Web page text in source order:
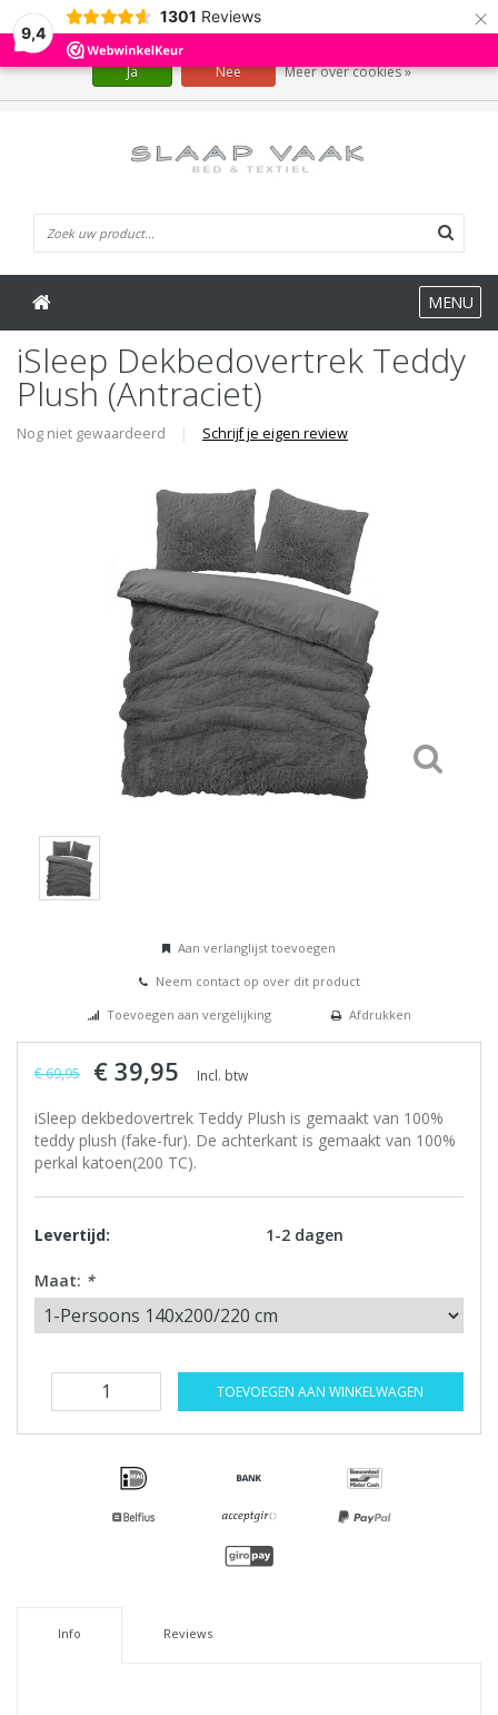
9,4
1301 Reviews ×
MENU
iSleep Dekbedovertrek Teddy
Plush (Antraciet)
Nog niet gewaardeerd | Schrijf je eigen review
Aan verlanglijst toevoegen
Neem contact op over dit product
Toevoegen aan vergelijking
Afdrukken
€ 69,95 € 39,95 Incl. btw
iSleep dekbedovertrek Teddy Plush is gemaakt van 100%
teddy plush (fake-fur). De achterkant is gemaakt van 100%
perkal katoen(200 TC).
Levertijd: 1-2 dagen
Maat: *
TOEVOEGEN AAN WINKELWAGEN
Info Reviews
Wij slaan cookies op om onze website te verbeteren. Is dat akkoord?
Ja Nee Meer over cookies »